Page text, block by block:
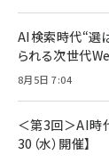
AI検索時代“選
られる次世代
8月5日 7:04
＜第3回＞AI時
30（水）開催】